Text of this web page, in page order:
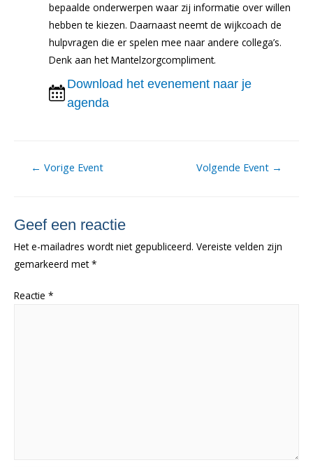
bepaalde onderwerpen waar zij informatie over willen
hebben te kiezen. Daarnaast neemt de wijkcoach de
hulpvragen die er spelen mee naar andere collega’s.
Denk aan het Mantelzorgcompliment.
Download het evenement naar je
agenda
Berichtnavigatie
← Vorige Event Volgende Event →
Geef een reactie
Het e-mailadres wordt niet gepubliceerd. Vereiste velden zijn
gemarkeerd met*
Reactie *